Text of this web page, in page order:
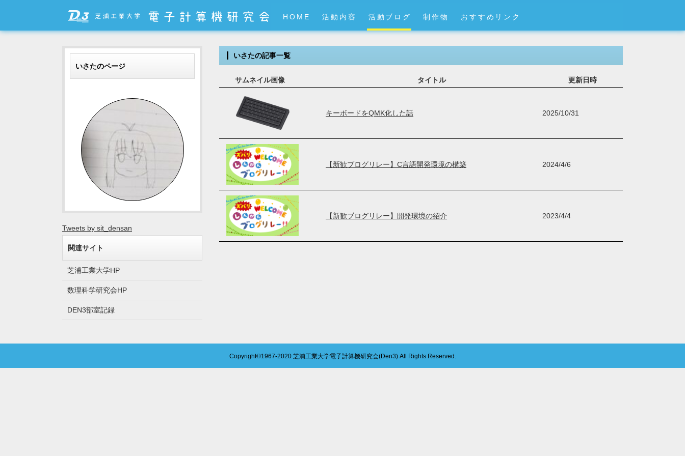
HOME 活動内容 活動ブログ 制作物 おすすめリンク
いさたの記事一覧
サムネイル画像 タイトル 更新日時
キーボードをQMK化した話 2025/10/31
【新歓ブログリレー】C言語開発環境の構築 2024/4/6
【新歓ブログリレー】開発環境の紹介 2023/4/4
いさたのページ
Tweets by sit_densan
関連サイト
芝浦工業大学HP
数理科学研究会HP
DEN3部室記録
Copyright©1967-2020 芝浦工業大学電子計算機研究会(Den3)All Rights Reserved.